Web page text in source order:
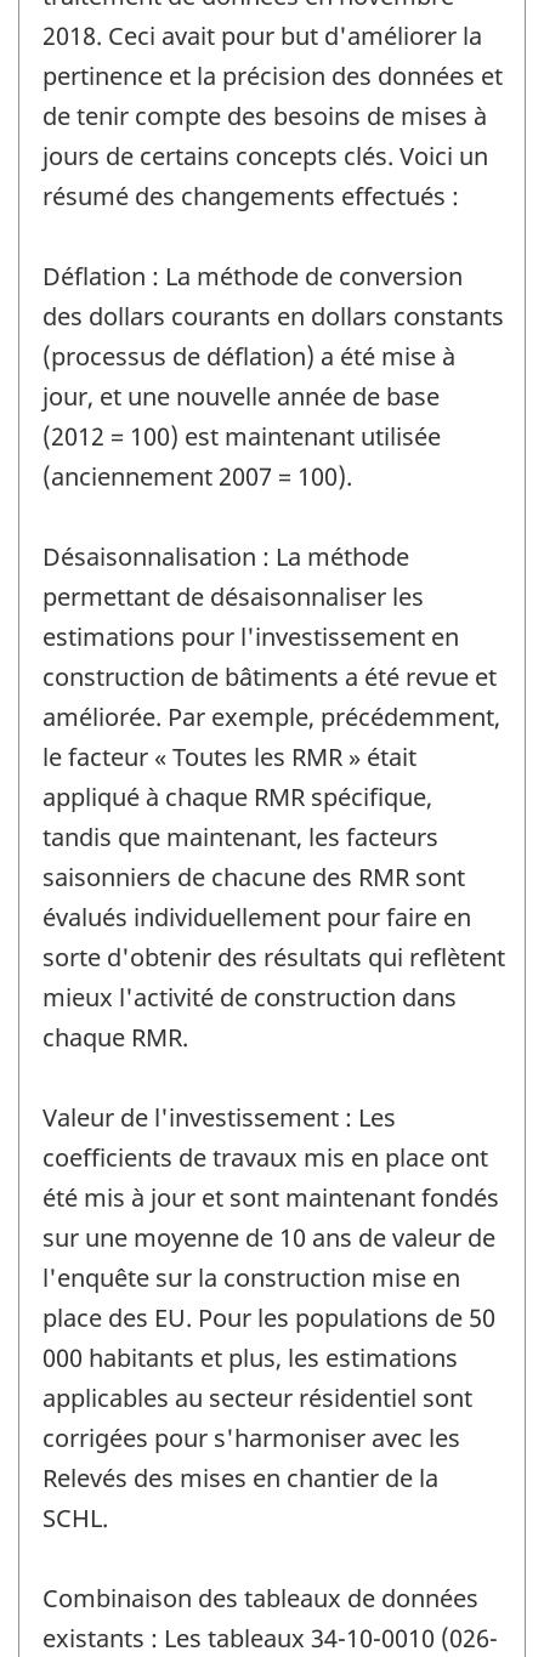
2018. Ceci avait pour but d'améliorer la
pertinence et la précision des données et
de tenir compte des besoins de mises à
jours de certains concepts clés. Voici un
résumé des changements effectués :
Déflation : La méthode de conversion
des dollars courants en dollars constants
(processus de déflation) a été mise à
jour, et une nouvelle année de base
(2012 = 100) est maintenant utilisée
(anciennement 2007 = 100).
Désaisonnalisation : La méthode
permettant de désaisonnaliser les
estimations pour l'investissement en
construction de bâtiments a été revue et
améliorée. Par exemple, précédemment,
le facteur « Toutes les RMR » était
appliqué à chaque RMR spécifique,
tandis que maintenant, les facteurs
saisonniers de chacune des RMR sont
évalués individuellement pour faire en
sorte d'obtenir des résultats qui reflètent
mieux l'activité de construction dans
chaque RMR.
Valeur de l'investissement : Les
coefficients de travaux mis en place ont
été mis à jour et sont maintenant fondés
sur une moyenne de 10 ans de valeur de
l'enquête sur la construction mise en
place des EU. Pour les populations de 50
000 habitants et plus, les estimations
applicables au secteur résidentiel sont
corrigées pour s'harmoniser avec les
Relevés des mises en chantier de la
SCHL.
Combinaison des tableaux de données
existants : Les tableaux 34-10-0010 (026-